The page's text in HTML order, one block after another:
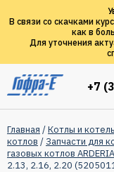
В связи со скачками
как в
Для уточнения
+7
Главная /Котлы и
котлов /Запчасти для
газовых котлов
2.13, 2.16, 2.20